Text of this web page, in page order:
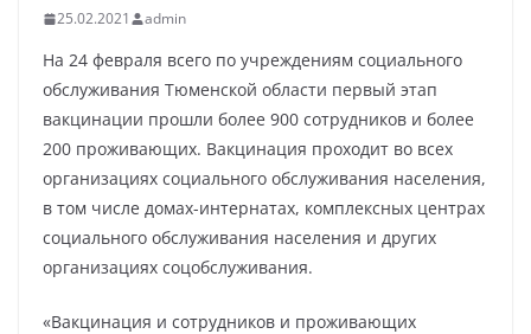
25.02.2021 admin
На 24 февраля всего по учреждениям социального
обслуживания Тюменской области первый этап
вакцинации прошли более 900 сотрудников и более
200 проживающих. Вакцинация проходит во всех
организациях социального обслуживания населения,
в том числе домах-интернатах, комплексных центрах
социального обслуживания населения и других
организациях соцобслуживания.
«Вакцинация и сотрудников и проживающих